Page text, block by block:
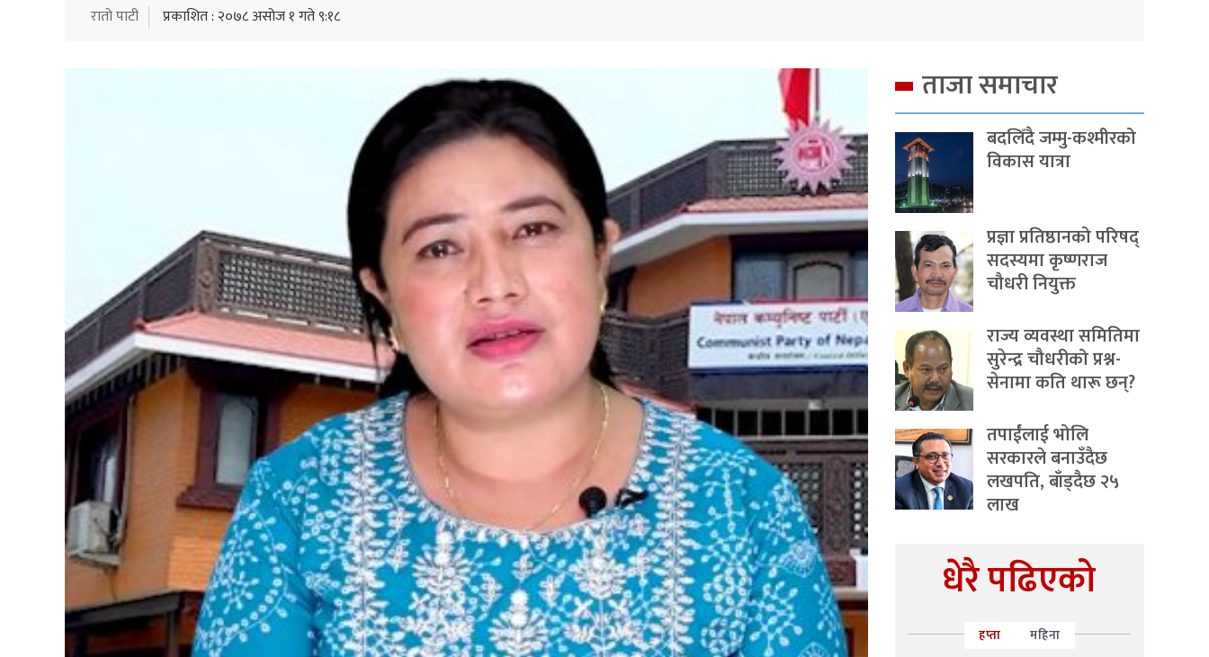
रातो पाटी प्रकाशित : २०७८ असोज १ गते ९:१८
ताजा समाचार
बदलिँदै जम्मु-कश्मीरको
विकास यात्रा
प्रज्ञा प्रतिष्ठानको परिषद्
सदस्यमा कृष्णराज
चौधरी नियुक्त
राज्य व्यवस्था समितिमा
सुरेन्द्र चौधरीको प्रश्न-
सेनामा कति थारू छन्?
तपाईंलाई भोलि
सरकारले बनाउँदैछ
लखपति, बाँड्दैछ २५
लाख
धेरै पढिएको
हप्ता महिना